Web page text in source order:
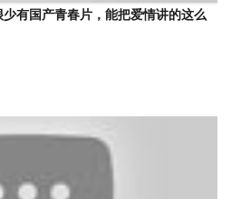
少有国产青春片，能把爱情讲的这么